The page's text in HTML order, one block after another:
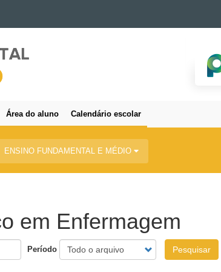
Área do aluno Calendário escolar
ENSINO FUNDAMENTAL E MÉDIO
em Enfermagem
Período Pesquisar